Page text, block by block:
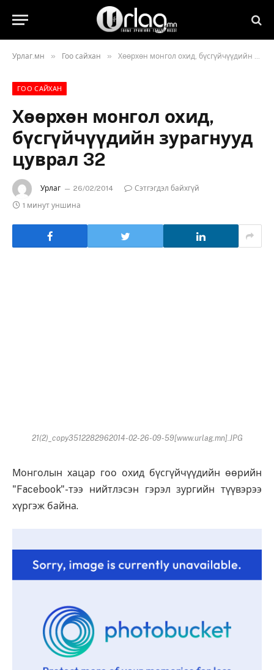
Урлаг.мн » Гоо сайхан » Хөөрхөн монгол охид, бүсгүйчүүдийн зурагнууд цуврал 32
ГОО САЙХАН
Хөөрхөн монгол охид,
бүсгүйчүүдийн зурагнууд
цуврал 32
Урлаг 26/02/2014
Сэтгэгдэл байхгүй
1 минут уншина
21(2)_copy3512282962014-02-26-09-59[www.urlag.mn].JPG
Монголын хацар гоо охид бүсгүйчүүдийн өөрийн
"Facebook"-тээ нийтлэсэн гэрэл зургийн түүвэрээ
хүргэж байна.